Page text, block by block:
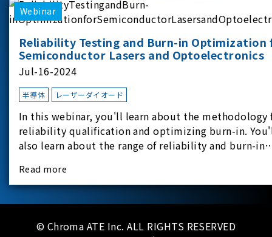
Webinar
Reliability Testing and Burn-in Optimization
Semiconductor Lasers and Optoelectronics
Jul-16-2024
半導体 レーザーダイオード
In this webinar, you'll learn about the methodology
reliability qualification and optimizing burn-in.
also learn about the range of reliability and burn-in
reliability-test-as-a-service options.
Read more
© Chroma ATE Inc. ALL RIGHTS RESERVED